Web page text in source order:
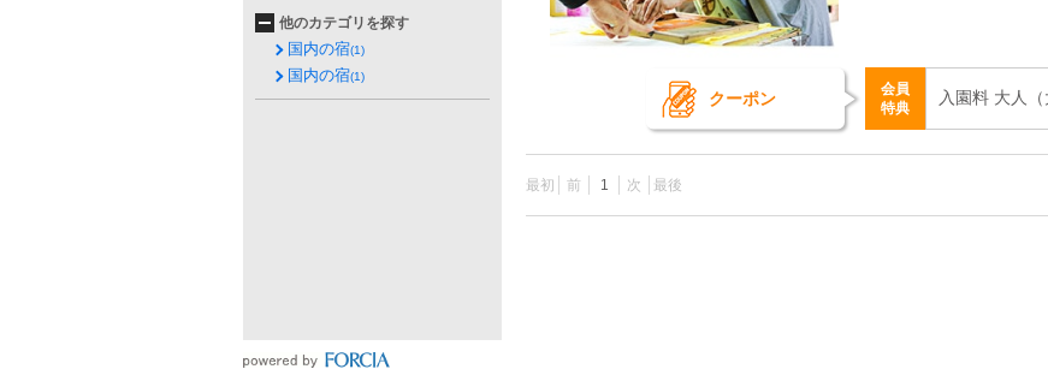
クーポン
会員
特典
入園料 大人
最初 前 1 次 最後
他のカテゴリを探す
国内の宿(1)
国内の宿(1)